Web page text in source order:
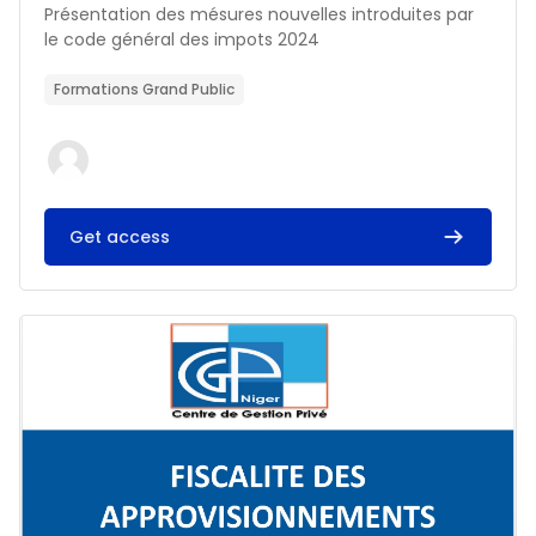
Résumé du cours :
Présentation des mésures nouvelles introduites par
le code général des impots 2024
Formations Grand Public
Get access
Image du cours FISCALITE DES APPROVISIONNEMENTS